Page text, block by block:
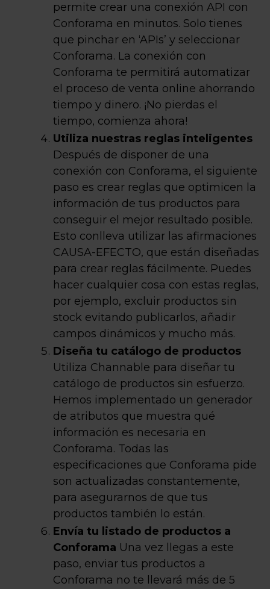
permite crear una conexión API con
Conforama en minutos. Solo tienes
que pinchar en ‘APIs’ y seleccionar
Conforama. La conexión con
Conforama te permitirá automatizar
el proceso de venta online ahorrando
tiempo y dinero. ¡No pierdas el
tiempo, comienza ahora!
Utiliza nuestras reglas inteligentes
Después de disponer de una
conexión con Conforama, el siguiente
paso es crear reglas que optimicen la
información de tus productos para
conseguir el mejor resultado posible.
Esto conlleva utilizar las afirmaciones
CAUSA-EFECTO, que están diseñadas
para crear reglas fácilmente. Puedes
hacer cualquier cosa con estas reglas,
por ejemplo, excluir productos sin
stock evitando publicarlos, añadir
campos dinámicos y mucho más.
Diseña tu catálogo de productos
Utiliza Channable para diseñar tu
catálogo de productos sin esfuerzo.
Hemos implementado un generador
de atributos que muestra qué
información es necesaria en
Conforama. Todas las
especificaciones que Conforama pide
son actualizadas constantemente,
para asegurarnos de que tus
productos también lo están.
Envía tu listado de productos a
Conforama Una vez llegas a este
paso, enviar tus productos a
Conforama no te llevará más de 5